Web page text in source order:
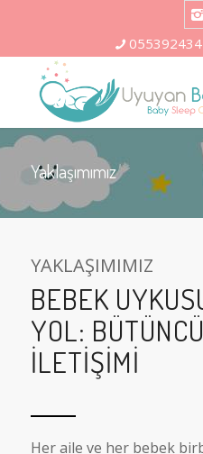
Yaklaşımımız
YAKLAŞIMIMIZ
BEBEK
YOL:
İLETIŞIMI
Her aile ve her bebek